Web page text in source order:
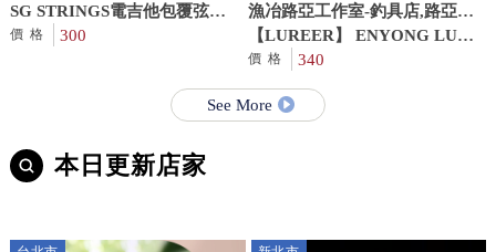
SG STRINGS電吉他包覆弦
.009 SG-5145C EX
價格 300
漁冶路亞工作室-釣具店,路亞釣
具,雲林釣具店,雲林路亞釣具
【LUREER】 ENYONG LURE
印尼手工製 跳曼 28克 曾文 魚
價格 340
See More
本日更新店家